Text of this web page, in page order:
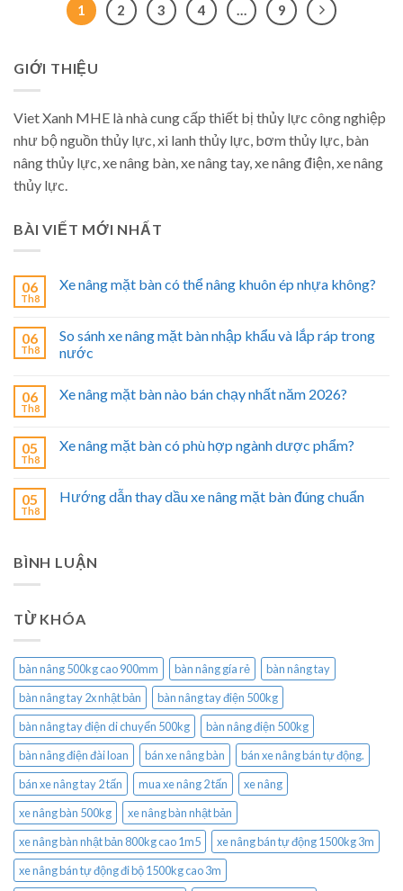
1 2 3 4 … 9
GIỚI THIỆU
Viet Xanh MHE là nhà cung cấp thiết bị thủy lực công nghiệp
như bộ nguồn thủy lực, xi lanh thủy lực, bơm thủy lực, bàn
nâng thủy lực, xe nâng bàn, xe nâng tay, xe nâng điện, xe nâng
thủy lực.
BÀI VIẾT MỚI NHẤT
06
Th8
Xe nâng mặt bàn có thể nâng khuôn ép nhựa không?
06
Th8
So sánh xe nâng mặt bàn nhập khẩu và lắp ráp trong
nước
06
Th8
Xe nâng mặt bàn nào bán chạy nhất năm 2026?
05
Th8
Xe nâng mặt bàn có phù hợp ngành dược phẩm?
05
Th8
Hướng dẫn thay dầu xe nâng mặt bàn đúng chuẩn
BÌNH LUẬN
TỪ KHÓA
bàn nâng 500kg cao 900mm bàn nâng gía rẻ
bàn nâng tay
bàn nâng tay 2x nhật bản
bàn nâng tay điện 500kg
bàn nâng tay điện di chuyển 500kg
bàn nâng điện 500kg
bàn nâng điện đài loan
bán xe nâng bàn
bán xe nâng bán tự động.
bán xe nâng tay 2 tấn
mua xe nâng 2 tấn
xe nâng
xe nâng bàn 500kg
xe nâng bàn nhật bản
xe nâng bàn nhật bản 800kg cao 1m5
xe nâng bán tự động 1500kg 3m
xe nâng bán tự động đi bộ 1500kg cao 3m